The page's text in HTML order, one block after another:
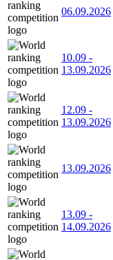
06.09.2026
10.09 -
13.09.2026
12.09 -
13.09.2026
13.09.2026
13.09 -
14.09.2026